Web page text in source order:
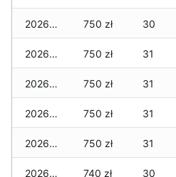
2026-02-12 750 zł 30
2026-02-11 750 zł 31
2026-02-10 750 zł 31
2026-02-09 750 zł 31
2026-02-08 750 zł 31
2026-02-07 740 zł 30